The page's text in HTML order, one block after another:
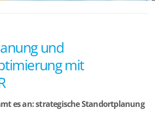
und
mit
es an: strategische Standortplanung